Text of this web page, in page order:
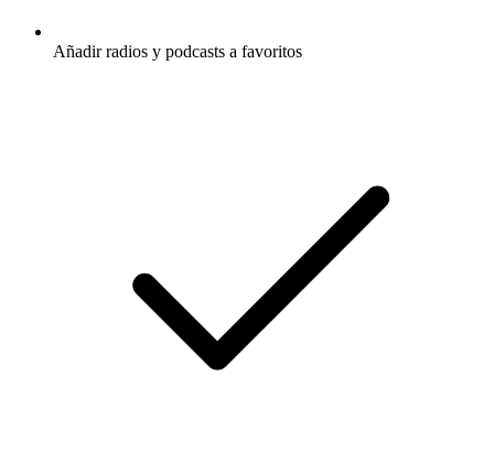
Añadir radios y podcasts a favoritos